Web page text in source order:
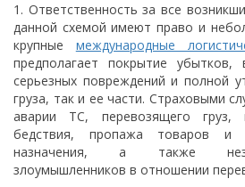
1. Ответственность за все
данной схемой имеют право и
крупные международные
предполагает покрытие убытков,
серьезных повреждений и полной
груза, так и ее части. Страховыми
аварии ТС, перевозящего груз,
бедствия, пропажа товаров и
назначения, а также
злоумышленников в отношении